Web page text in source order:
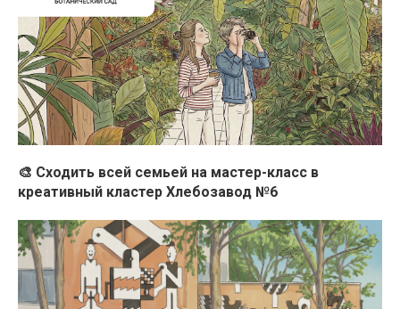
🎨 Сходить всей семьей на мастер-класс в
креативный кластер Хлебозавод №6